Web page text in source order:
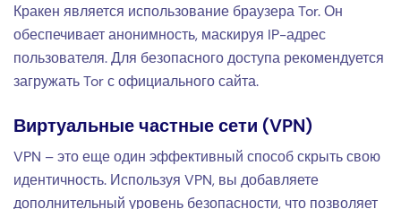
Кракен является использование браузера Tor. Он
обеспечивает анонимность, маскируя IP-адрес
пользователя. Для безопасного доступа рекомендуется
загружать Tor с официального сайта.
Виртуальные частные сети (VPN)
VPN – это еще один эффективный способ скрыть свою
идентичность. Используя VPN, вы добавляете
дополнительный уровень безопасности, что позволяет